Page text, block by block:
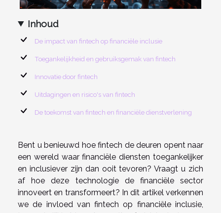
Inhoud
De impact van fintech op financiële inclusie
Toegankelijkheid en gebruiksgemak van fintech
Innovatie door fintech
Uitdagingen en risico's van fintech
De toekomst van fintech en financiële dienstverlening
Bent u benieuwd hoe fintech de deuren opent naar
een wereld waar financiële diensten toegankelijker
en inclusiever zijn dan ooit tevoren? Vraagt u zich
af hoe deze technologie de financiële sector
innoveert en transformeert? In dit artikel verkennen
we de invloed van fintech op financiële inclusie,